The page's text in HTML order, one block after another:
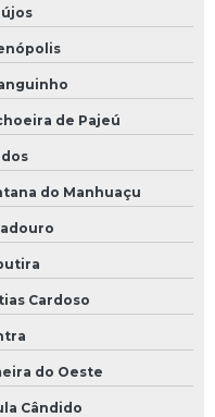
de Pajeú
do Manhuaçu
Cardoso
do Oeste
Cândido